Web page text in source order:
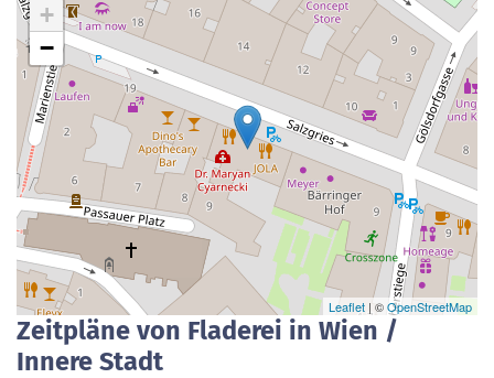
+
−
Leaflet | ©OpenStreetMap
Zeitpläne von Fladerei in Wien /
Innere Stadt